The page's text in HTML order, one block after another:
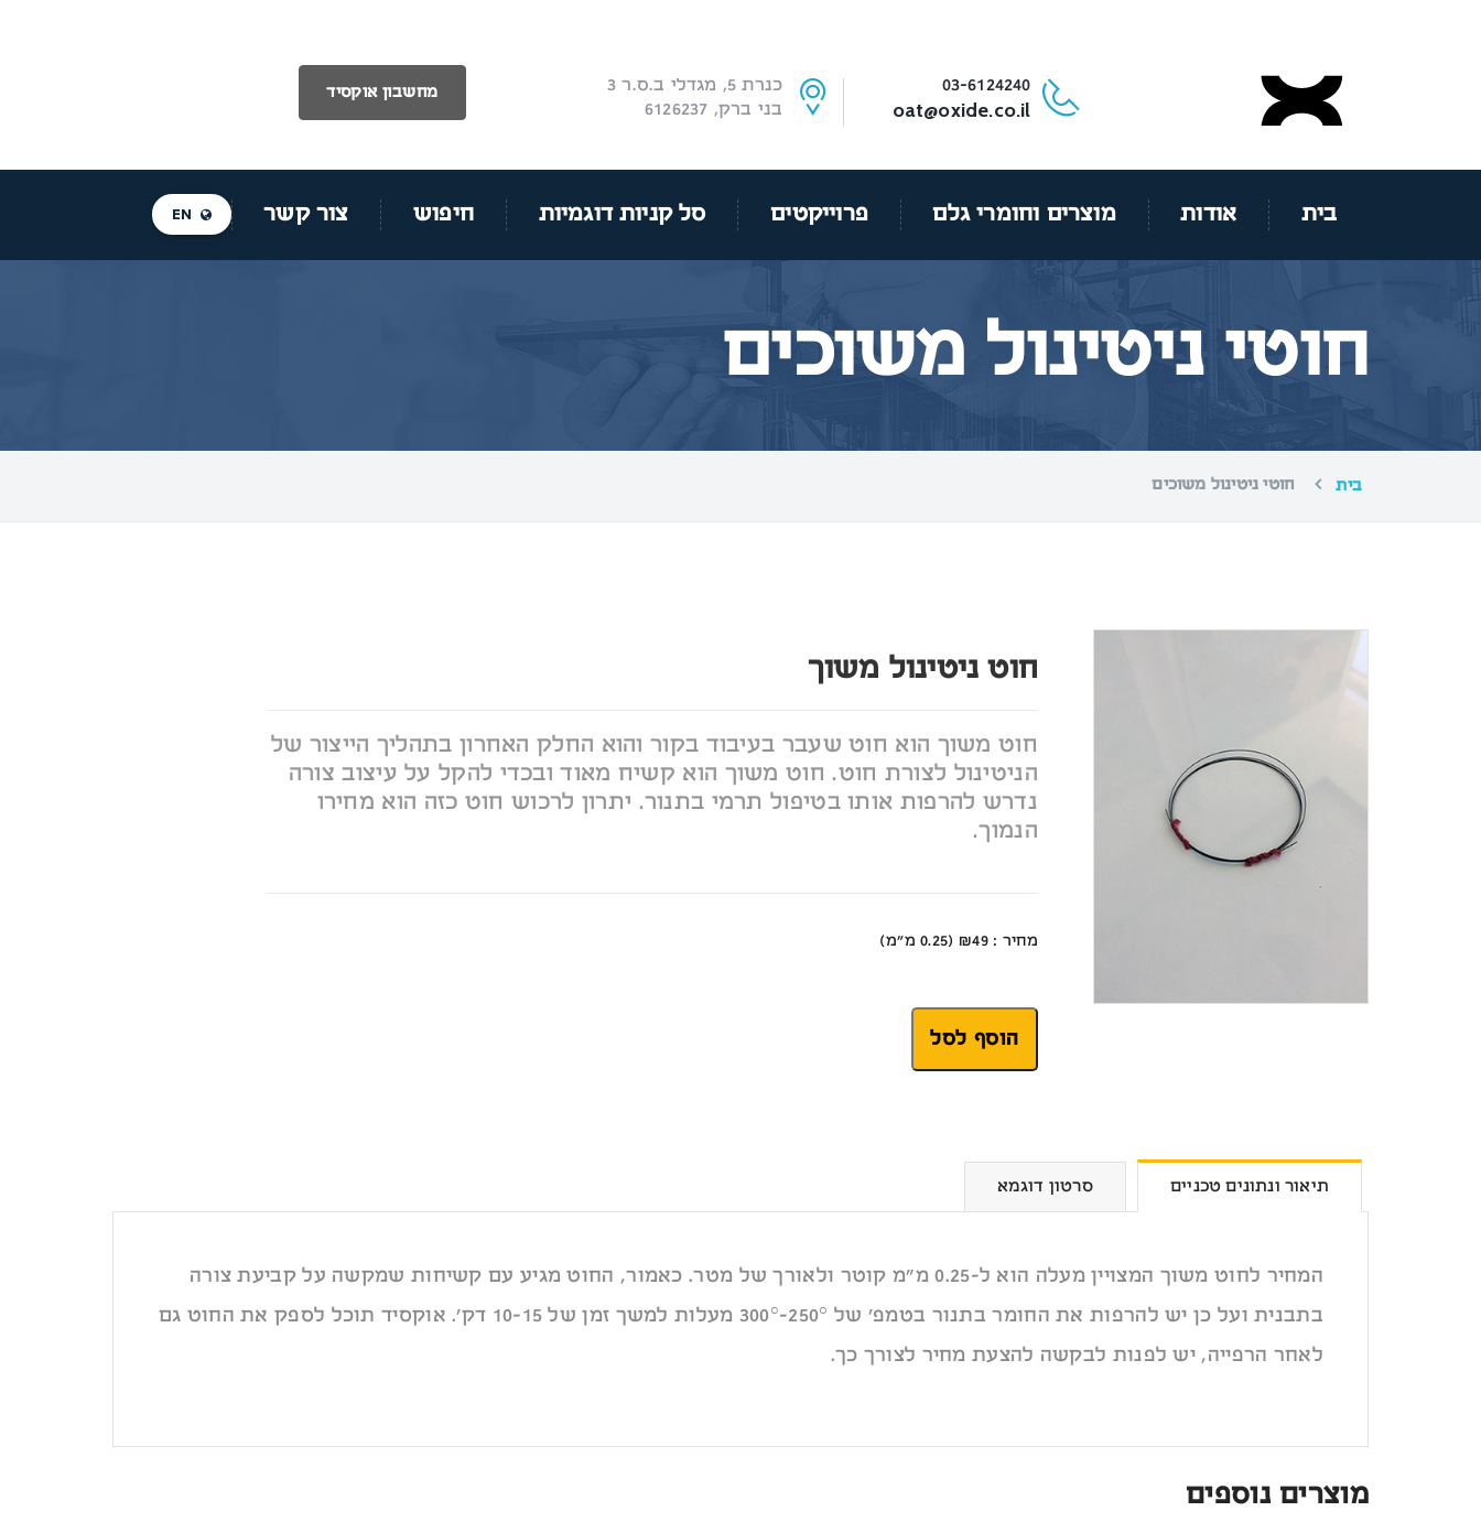
מחשבון אוקסיד 03-6124240
oat@oxide.co.il
כנרת 5, מגדלי ב.ס.ר 3
בני ברק, 6126237
בית אודות מוצרים וחומרי גלם פרוייקטים סל קניות דוגמיות חיפוש צור קשר EN
חוטי ניטינול משוכים
בית חוטי ניטינול משוכים
חוט ניטינול משוך
חוט משוך הוא חוט שעבר בעיבוד בקור והוא החלק האחרון בתהליך הייצור של
הניטינול לצורת חוט. חוט משוך הוא קשיח מאוד ובכדי להקל על עיצוב צורה
נדרש להרפות אותו בטיפול תרמי בתנור. יתרון לרכוש חוט כזה הוא מחירו
הנמוך.
מחיר : ₪49 (0.25 מ״מ)
תיאור ונתונים טכניים סרטון דוגמא
המחיר לחוט משוך המצויין מעלה הוא ל-0.25 מ״מ קוטר ולאורך של מטר. כאמור, החוט מגיע עם קשיחות שמקשה על קביעת צורה
בתבנית ועל כן יש להרפות את החומר בתנור בטמפ׳ של 250°-300° מעלות למשך זמן של 10-15 דק׳. אוקסיד תוכל לספק את החוט גם
לאחר הרפייה, יש לפנות לבקשה להצעת מחיר לצורך כך.
מוצרים נוספים